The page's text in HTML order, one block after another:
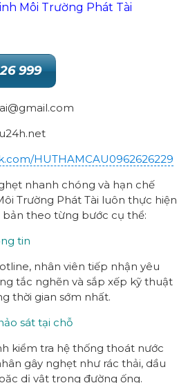
Môi Trường Phát Tài
999
HUTHAMCAU0962626229
nhanh chóng và hạn chế
Trường Phát Tài luôn thực hiện
theo từng bước cụ thể:
tin
nhân viên tiếp nhận yêu
tắc nghẽn và sắp xếp kỹ thuật
thời gian sớm nhất.
sát tại chỗ
kiểm tra hệ thống thoát nước
gây nghẹt như rác thải, dầu
dị vật trong đường ống.